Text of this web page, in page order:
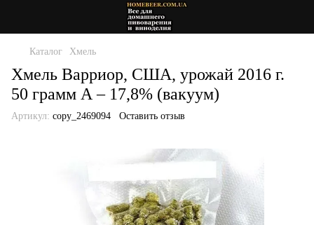
Каталог Хмель
Хмель Варриор, США, урожай 2016 г.
50 грамм А – 17,8% (вакуум)
Артикул: copy_2469094 Оставить отзыв